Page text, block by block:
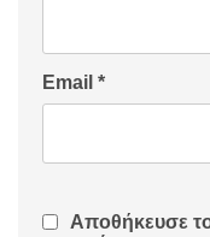
Email *
Αποθήκευσε